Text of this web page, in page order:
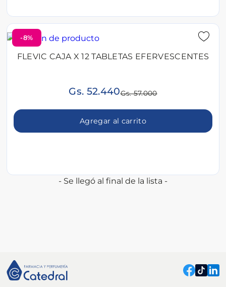
-8%
FLEVIC CAJA X 12 TABLETAS EFERVESCENTES
Gs. 52.440Gs. 57.000
Agregar al carrito
- Se llegó al final de la lista -